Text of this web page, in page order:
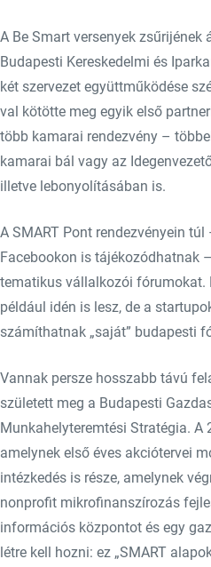
A Be Smart versenyek
Budapesti Kereskedelmi és
két szervezet együttműködése
val kötötte meg egyik első
több kamarai rendezvény –
kamarai bál vagy az
illetve lebonyolításában is.
A SMART Pont rendezvényein
Facebookon is tájékozódhatnak
tematikus vállalkozói
például idén is lesz, de a
számíthatnak „saját” budapesti
Vannak persze hosszabb távú
született meg a Budapesti
Munkahelyteremtési Stratégia. A
amelynek első éves akciótervei
intézkedés is része, amelynek
nonprofit mikrofinanszírozás
információs központot és egy
létre kell hozni: ez „SMART